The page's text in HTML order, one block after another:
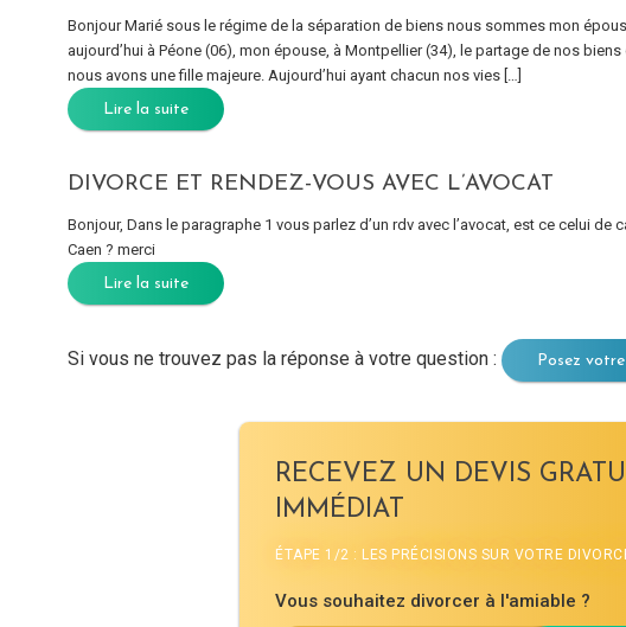
Bonjour Marié sous le régime de la séparation de biens nous sommes mon
aujourd’hui à Péone (06), mon épouse, à Montpellier (34), le partage de nos
nous avons une fille majeure. Aujourd’hui ayant chacun nos vies […]
Lire la suite
DIVORCE ET RENDEZ-VOUS AVEC L’AVOCAT
Bonjour, Dans le paragraphe 1 vous parlez d’un rdv avec l’avocat, est ce celui
Caen ? merci
Lire la suite
Si vous ne trouvez pas la réponse à votre question : Posez
RECEVEZ UN DEVIS
IMMÉDIAT
ÉTAPE 1/2 : LES PRÉCISIONS SUR VOTRE
Vous souhaitez divorcer à l'amiable ?